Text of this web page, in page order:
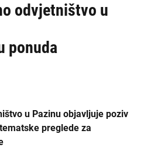
odvjetništvo u
ponuda
u Pazinu objavljuje poziv
preglede za